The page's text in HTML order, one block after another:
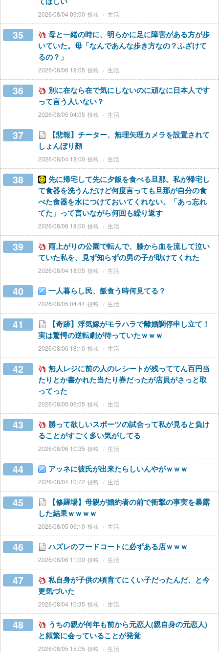
2026/08/04 09:00 生活
35
母と一緒の時に、明らかに足に障害がある方が歩
いていた。母「なんであんな歩き方なの？ふざけて
るの？」
2026/08/06 18:05 生活
36
別に在なら在で気にしないのに頑なに日本人です
って言う人いない？
2026/08/05 04:05 生活
37
【悲報】チーター、無理矢理カメラを設置されて
しょんぼり顔
2026/08/04 18:00 生活
38
先に帰宅して先に夕飯を食べる旦那。私が帰宅し
て食器を洗うんだけど何度言っても旦那が自分の食
べた食器を水につけておいてくれない。「あっ忘れ
てた」って言いながら何回も繰り返す
2026/08/06 18:00 生活
39
雨上がりの公園で転んで、膝から血を流して泣い
ていた私を、見ず知らずの男の子が助けてくれた
2026/08/04 18:05 生活
40 一人暮らし民、飯食う時何見てる？
2026/08/05 04:44 生活
41
【奇跡】浮気嫁がモラハラで離婚調停申し立て！
実は驚愕の逆転劇が待っていたｗｗｗ
2026/08/06 18:10 生活
42
無人レジに前の人のレシートが残っててん百円当
たりとか書かれた当たり券だったが店員がさっと取
ってった
2026/08/05 06:05 生活
43
勝って欲しいスポーツの試合って私が見ると負け
ることがすごく多い気がしてる
2026/08/06 10:35 生活
44 アッネに彼氏が出来たらしいんやがｗｗｗ
2026/08/04 10:22 生活
45
【修羅場】母親が婚約者の前で衝撃の事実を暴露
した結果ｗｗｗｗ
2026/08/05 06:10 生活
46 ハズレのフードコートに必ずある店ｗｗｗ
2026/08/06 11:00 生活
47
私自身が子供の頃育てにくい子だったんだ、と今
更気づいた
2026/08/04 10:35 生活
48
うちの親が何年も前から元恋人(親自身の元恋人)
と頻繁に会っていることが発覚
2026/08/05 15:05 生活